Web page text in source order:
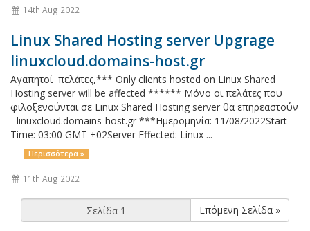
14th Aug 2022
Linux Shared Hosting server Upgrage
linuxcloud.domains-host.gr
Αγαπητοί πελάτες,*** Only clients hosted on Linux Shared
Hosting server will be affected ****** Μόνο οι πελάτες που
φιλοξενούνται σε Linux Shared Hosting server θα επηρεαστούν
- linuxcloud.domains-host.gr ***Ημερομηνία: 11/08/2022Start
Time: 03:00 GMT +02Server Effected: Linux ...
Περισσότερα »
11th Aug 2022
Επόμενη Σελίδα »